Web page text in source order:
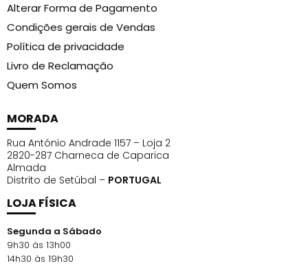
Alterar Forma de Pagamento
Condições gerais de Vendas
Política de privacidade
Livro de Reclamação
Quem Somos
MORADA
Rua António Andrade 1157 – Loja 2
2820-287 Charneca de Caparica
Almada
Distrito de Setúbal – PORTUGAL
LOJA FÍSICA
Segunda a Sábado
9h30 às 13h00
14h30 às 19h30